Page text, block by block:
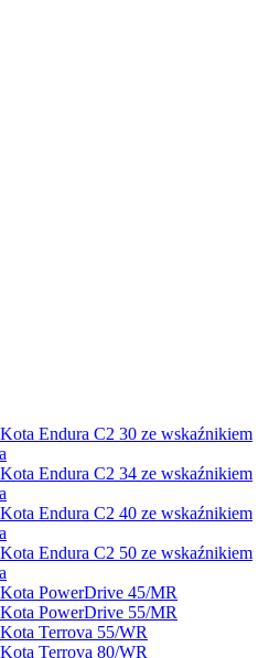
Endura C2 30 ze wskaźnikiem
Endura C2 34 ze wskaźnikiem
Endura C2 40 ze wskaźnikiem
Endura C2 50 ze wskaźnikiem
PowerDrive 45/MR
PowerDrive 55/MR
Terrova 55/WR
Terrova 80/WR